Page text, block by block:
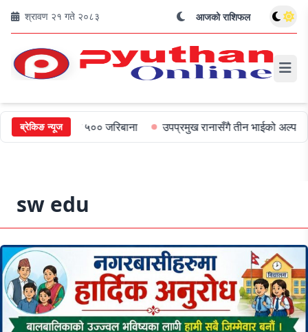
श्रावण २१ गते २०८३ आजको राशिफल
ब्रेकिङ न्यूज५०० जरिबाना उपप्रमुख रानासँगै तीन भाईको अल्पायुमै
sw edu